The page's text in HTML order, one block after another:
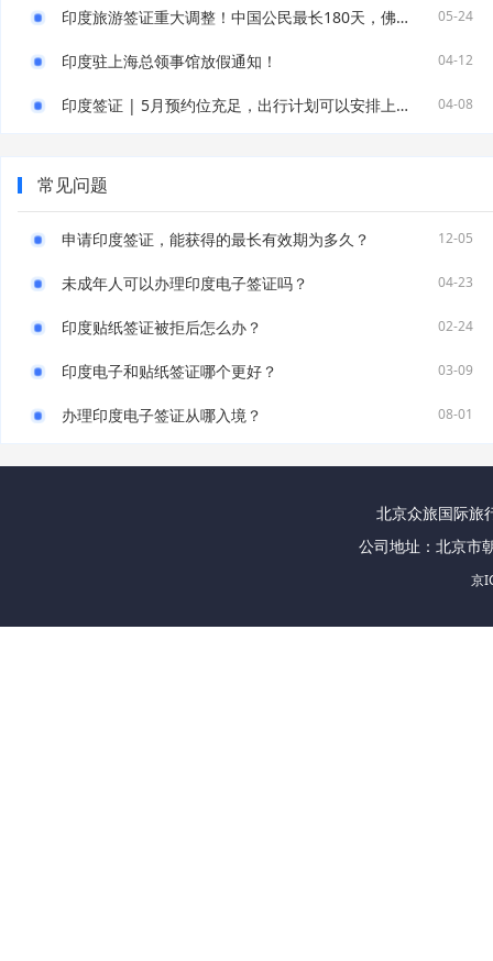
印度旅游签证重大调整！中国公民最长180天，佛教香客可申请6个月多次！ 05-24
印度驻上海总领事馆放假通知！ 04-12
印度签证 | 5月预约位充足，出行计划可以安排上了！ 04-08
常见问题
申请印度签证，能获得的最长有效期为多久？ 12-05
未成年人可以办理印度电子签证吗？ 04-23
印度贴纸签证被拒后怎么办？ 02-24
印度电子和贴纸签证哪个更好？ 03-09
办理印度电子签证从哪入境？ 08-01
北京众旅国际旅
公司地址：北京市
京